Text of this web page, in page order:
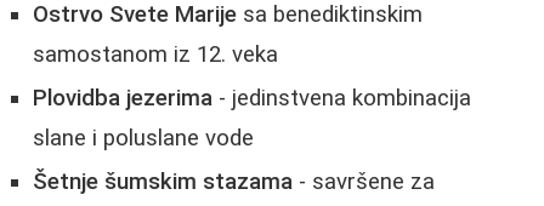
Ostrvo Svete Marije sa benediktinskim
samostanom iz 12. veka
Plovidba jezerima - jedinstvena kombinacija
slane i poluslane vode
Šetnje šumskim stazama - savršene za